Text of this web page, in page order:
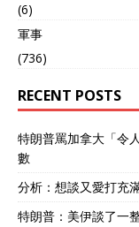
(6)
軍事
(736)
RECENT POSTS
特朗普罵加拿大「令
數
分析：想談又愛打充
特朗普：美伊談了一